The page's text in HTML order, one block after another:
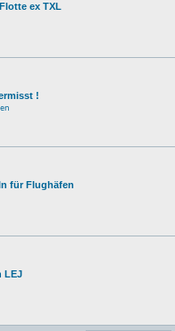
ex TXL
!
für Flughäfen
LEJ